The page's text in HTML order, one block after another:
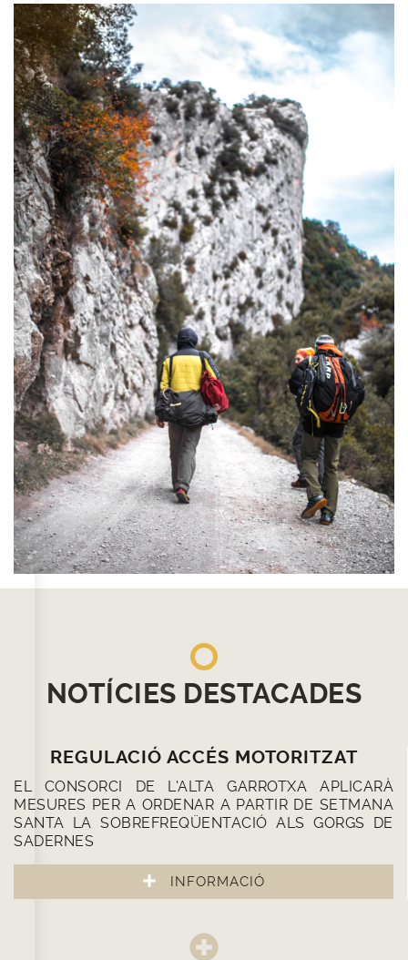
NOTÍCIES DESTACADES
REGULACIÓ ACCÉS MOTORITZAT
EL CONSORCI DE L'ALTA GARROTXA APLICARÀ
MESURES PER A ORDENAR A PARTIR DE SETMANA
SANTA LA SOBREFREQÜENTACIÓ ALS GORGS DE
SADERNES
INFORMACIÓ